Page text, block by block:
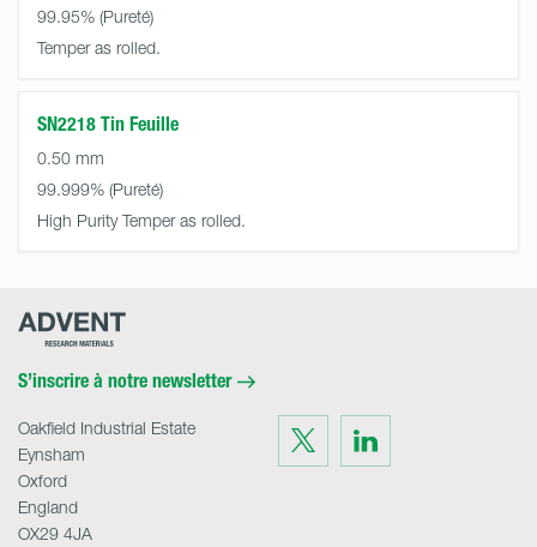
99.95%
Temper as rolled.
SN2218 Tin Feuille
0.50 mm
99.999%
High Purity Temper as rolled.
Advent
S’inscrire à notre newsletter
Visit
us
on
Twitter
Visit
on
LinkedIn
Oakfield Industrial Estate
Eynsham
Oxford
England
OX29 4JA